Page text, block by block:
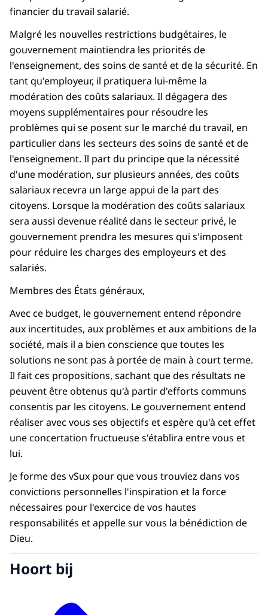
financier du travail salarié.
Malgré les nouvelles restrictions budgétaires, le
gouvernement maintiendra les priorités de
l'enseignement, des soins de santé et de la sécurité. En
tant qu'employeur, il pratiquera lui-même la
modération des coûts salariaux. Il dégagera des
moyens supplémentaires pour résoudre les
problèmes qui se posent sur le marché du travail, en
particulier dans les secteurs des soins de santé et de
l'enseignement. Il part du principe que la nécessité
d'une modération, sur plusieurs années, des coûts
salariaux recevra un large appui de la part des
citoyens. Lorsque la modération des coûts salariaux
sera aussi devenue réalité dans le secteur privé, le
gouvernement prendra les mesures qui s'imposent
pour réduire les charges des employeurs et des
salariés.
Membres des États généraux,
Avec ce budget, le gouvernement entend répondre
aux incertitudes, aux problèmes et aux ambitions de la
société, mais il a bien conscience que toutes les
solutions ne sont pas à portée de main à court terme.
Il fait ces propositions, sachant que des résultats ne
peuvent être obtenus qu'à partir d'efforts communs
consentis par les citoyens. Le gouvernement entend
réaliser avec vous ses objectifs et espère qu'à cet effet
une concertation fructueuse s'établira entre vous et
lui.
Je forme des vSux pour que vous trouviez dans vos
convictions personnelles l'inspiration et la force
nécessaires pour l'exercice de vos hautes
responsabilités et appelle sur vous la bénédiction de
Dieu.
Hoort bij